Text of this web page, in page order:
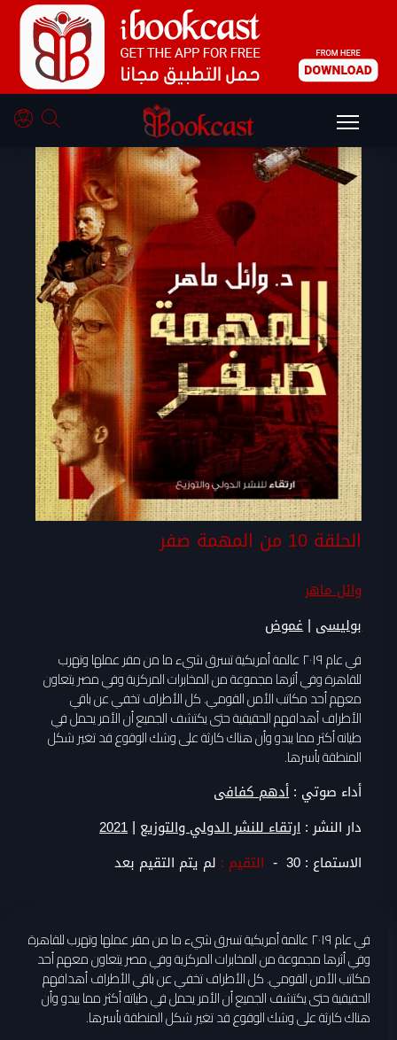
الحلقة 10 من المهمة صفر
وائل ماهر
بوليسى |غموض
في عام ٢٠١٩ عالمة أمريكية تسرق شيء ما من مقر عملها وتهرب
للقاهرة وفي أثرها مجموعة من المخابرات المركزية وفي مصر يتعاون
معهم أحد مكاتب الأمن القومي. كل الأطراف تخفي عن باقي
الأطراف أهدافهم الحقيقية حتى يكتشف الجميع أن الأمر يحمل في
طياته أكثر مما يبدو وأن هناك كارثة على وشك الوقوع قد تغير شكل
المنطقة بأسرها.
أداء صوتي :أدهم كفافى
دار النشر :ارتقاء للنشر الدولي والتوزيع |
2021
الاستماع : 30
- التقيم : لم يتم التقيم بعد
في عام ٢٠١٩ عالمة أمريكية تسرق شيء ما من مقر عملها وتهرب للقاهرة
وفي أثرها مجموعة من المخابرات المركزية وفي مصر يتعاون معهم أحد
مكاتب الأمن القومي. كل الأطراف تخفي عن باقي الأطراف أهدافهم
الحقيقية حتى يكتشف الجميع أن الأمر يحمل في طياته أكثر مما يبدو وأن
هناك كارثة على وشك الوقوع قد تغير شكل المنطقة بأسرها.